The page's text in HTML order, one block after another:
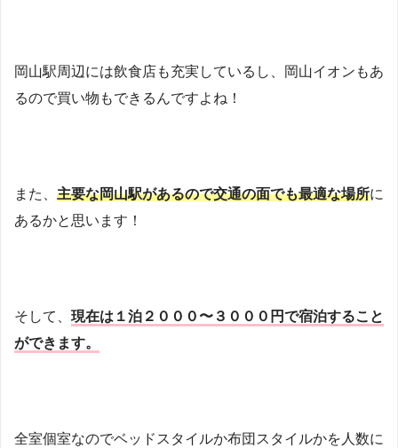
岡山駅周辺には飲食店も充実しているし、岡山イオンもあ
るので買い物もできるんですよね！
また、 主要な岡山駅があるので交通の面でも最適な場所に
あるかと思います！
そして、 現在は１泊２０００〜３０００円で宿泊すること
ができます。
全室個室なのでベッドスタイルか布団スタイルかを人数に